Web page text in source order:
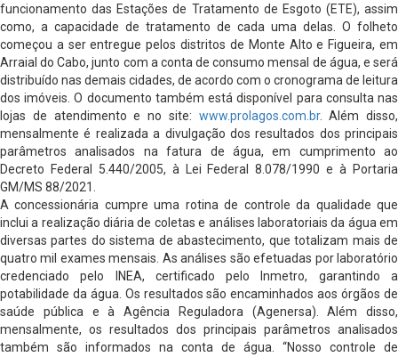
funcionamento das Estações de Tratamento de Esgoto (ETE), assim
como, a capacidade de tratamento de cada uma delas. O folheto
começou a ser entregue pelos distritos de Monte Alto e Figueira, em
Arraial do Cabo, junto com a conta de consumo mensal de água, e será
distribuído nas demais cidades, de acordo com o cronograma de leitura
dos imóveis. O documento também está disponível para consulta nas
lojas de atendimento e no site: www.prolagos.com.br. Além disso,
mensalmente é realizada a divulgação dos resultados dos principais
parâmetros analisados na fatura de água, em cumprimento ao
Decreto Federal 5.440/2005, à Lei Federal 8.078/1990 e à Portaria
GM/MS 88/2021.
A concessionária cumpre uma rotina de controle da qualidade que
inclui a realização diária de coletas e análises laboratoriais da água em
diversas partes do sistema de abastecimento, que totalizam mais de
quatro mil exames mensais. As análises são efetuadas por laboratório
credenciado pelo INEA, certificado pelo Inmetro, garantindo a
potabilidade da água. Os resultados são encaminhados aos órgãos de
saúde pública e à Agência Reguladora (Agenersa). Além disso,
mensalmente, os resultados dos principais parâmetros analisados
também são informados na conta de água. “Nosso controle de